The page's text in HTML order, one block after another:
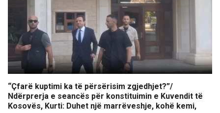
“Çfarë kuptimi ka të përsërisim zgjedhjet?”/
Ndërprerja e seancës për konstituimin e Kuvendit të
Kosovës, Kurti: Duhet një marrëveshje, kohë kemi,